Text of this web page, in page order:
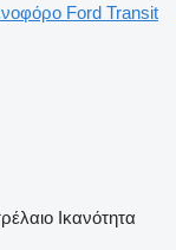
Ford Transit
Ικανότητα